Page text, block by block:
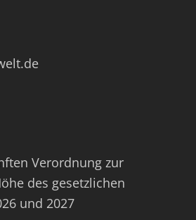
Verordnung zur
des gesetzlichen
und 2027